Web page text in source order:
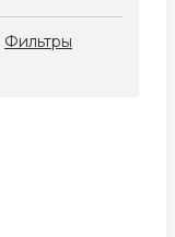
Фильтры